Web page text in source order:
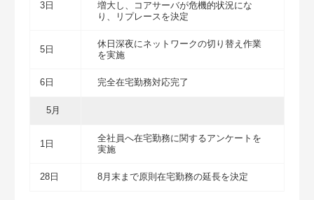
3日
増大し、コアサーバが危機的状況にな
り、リプレースを決定
5日
休日深夜にネットワークの切り替え作業
を実施
6日 完全在宅勤務対応完了
5月
1日
全社員へ在宅勤務に関するアンケートを
実施
28日 8月末まで原則在宅勤務の延長を決定